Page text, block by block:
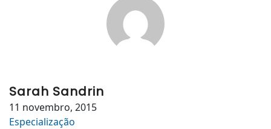
Sarah Sandrin
11 novembro, 2015
Especialização